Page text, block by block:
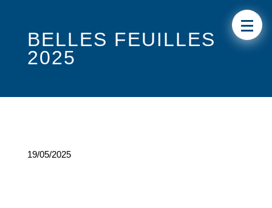
BELLES FEUILLES
2025
19/05/2025